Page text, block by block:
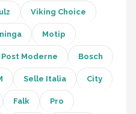
Viking Choice
Motip
Post Moderne Bosch
Selle Italia City
Falk Pro